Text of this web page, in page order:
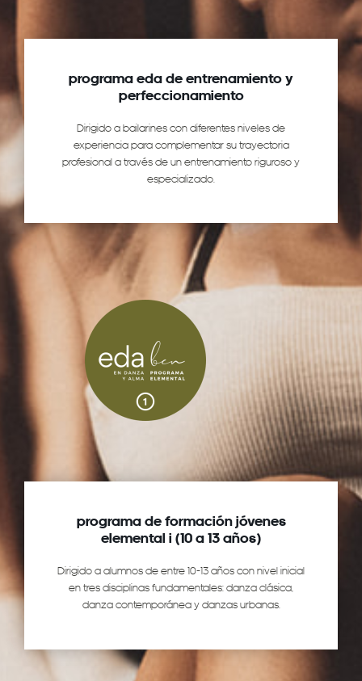
programa eda de entrenamiento y
perfeccionamiento
Dirigido a bailarines con diferentes niveles de
experiencia para complementar su trayectoria
profesional a través de un entrenamiento riguroso y
especializado.
programa de formación jóvenes
elemental i (10 a 13 años)
Dirigido a alumnos de entre 10-13 años con nivel inicial
en tres disciplinas fundamentales: danza clásica,
danza contemporánea y danzas urbanas.